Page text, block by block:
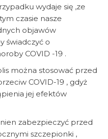
wydaje się ,ze
czasie nasze
objawów
świadczyć o
COVID -19 .
można stosować przed
COVID-19 , gdyż
jej efektów
zabezpieczyć przed
szczepionki ,